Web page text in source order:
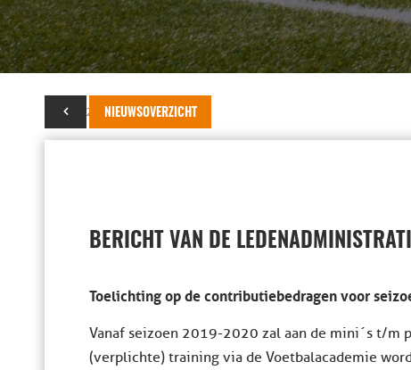
NIEUWSOVERZICHT
22 juni 2019
BERICHT VAN DE
Toelichting op de contributiebedragen voor
Vanaf seizoen 2019-2020 zal aan de mini´s t/m
(verplichte) training via de Voetbalacademie